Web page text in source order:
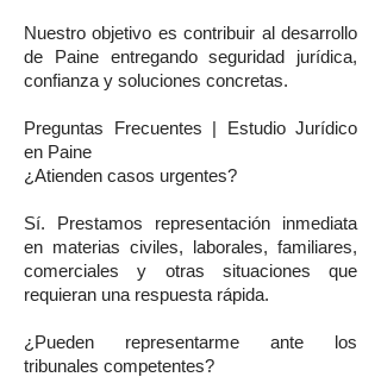
Nuestro objetivo es contribuir al desarrollo
de Paine entregando seguridad jurídica,
confianza y soluciones concretas.
Preguntas Frecuentes | Estudio Jurídico
en Paine
¿Atienden casos urgentes?
Sí. Prestamos representación inmediata
en materias civiles, laborales, familiares,
comerciales y otras situaciones que
requieran una respuesta rápida.
¿Pueden representarme ante los
tribunales competentes?